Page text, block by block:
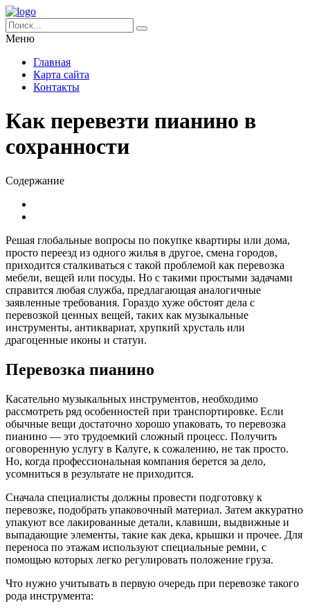
Меню
Главная
Карта сайта
Контакты
Как перевезти пианино в
сохранности
Содержание
Решая глобальные вопросы по покупке квартиры или дома,
просто переезд из одного жилья в другое, смена городов,
приходится сталкиваться с такой проблемой как перевозка
мебели, вещей или посуды. Но с такими простыми задачами
справится любая служба, предлагающая аналогичные
заявленные требования. Гораздо хуже обстоят дела с
перевозкой ценных вещей, таких как музыкальные
инструменты, антиквариат, хрупкий хрусталь или
драгоценные иконы и статуи.
Перевозка пианино
Касательно музыкальных инструментов, необходимо
рассмотреть ряд особенностей при транспортировке. Если
обычные вещи достаточно хорошо упаковать, то перевозка
пианино — это трудоемкий сложный процесс. Получить
оговоренную услугу в Калуге, к сожалению, не так просто.
Но, когда профессиональная компания берется за дело,
усомниться в результате не приходится.
Сначала специалисты должны провести подготовку к
перевозке, подобрать упаковочный материал. Затем аккуратно
упакуют все лакированные детали, клавиши, выдвижные и
выпадающие элементы, такие как дека, крышки и прочее. Для
переноса по этажам используют специальные ремни, с
помощью которых легко регулировать положение груза.
Что нужно учитывать в первую очередь при перевозке такого
рода инструмента: